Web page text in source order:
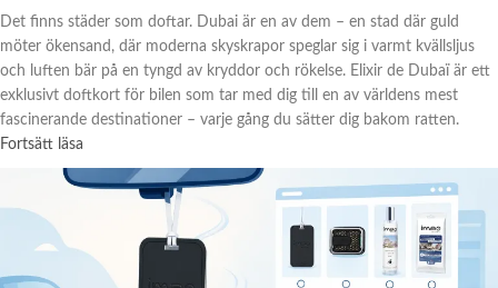
Det finns städer som doftar. Dubai är en av dem – en stad där guld
möter ökensand, där moderna skyskrapor speglar sig i varmt kvällsljus
och luften bär på en tyngd av kryddor och rökelse. Elixir de Dubaï är ett
exklusivt doftkort för bilen som tar med dig till en av världens mest
fascinerande destinationer – varje gång du sätter dig bakom ratten.
Fortsätt läsa